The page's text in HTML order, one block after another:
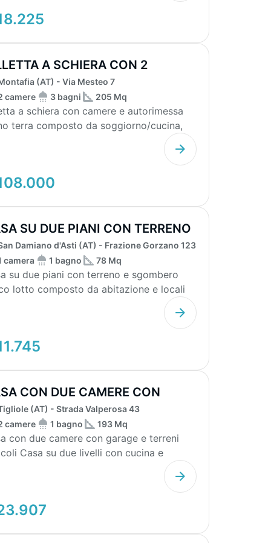
A SCHIERA CON 2
E AUTORI...
(AT) - Via Mesteo 7
camere
3 bagni 205 Mq
schiera con camere e autorimessa
terra composto da soggiorno/cucina,
SU DUE PIANI CON TERRENO
Damiano d'Asti (AT) - Frazione Gorzano 123
camera
1 bagno 78 Mq
su due piani con terreno e sgombero
lotto composto da abitazione e locali
CON DUE CAMERE CON
E TERRENI
(AT) - Strada Valperosa 43
camere
1 bagno 193 Mq
con due camere con garage e terreni
con cucina e